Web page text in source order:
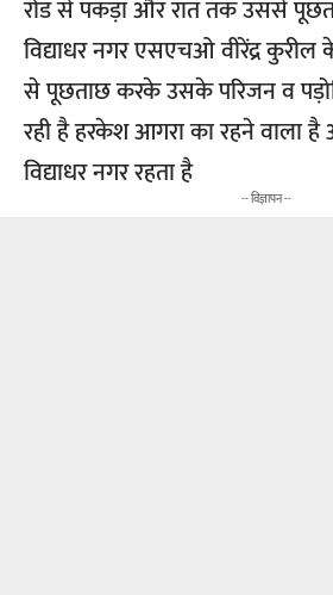
रोड से पकड़ा और रात तक उससे
विद्याधर नगर एसएचओ वीरेंद्र
से पूछताछ करके उसके परिजन व
रही है हरकेश आगरा का रहने वाला
विद्याधर नगर रहता है
-- विज्ञापन --